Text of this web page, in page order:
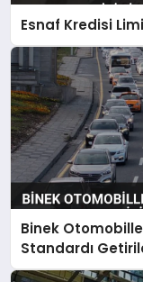
Esnaf Kredisi
Binek
Standardı